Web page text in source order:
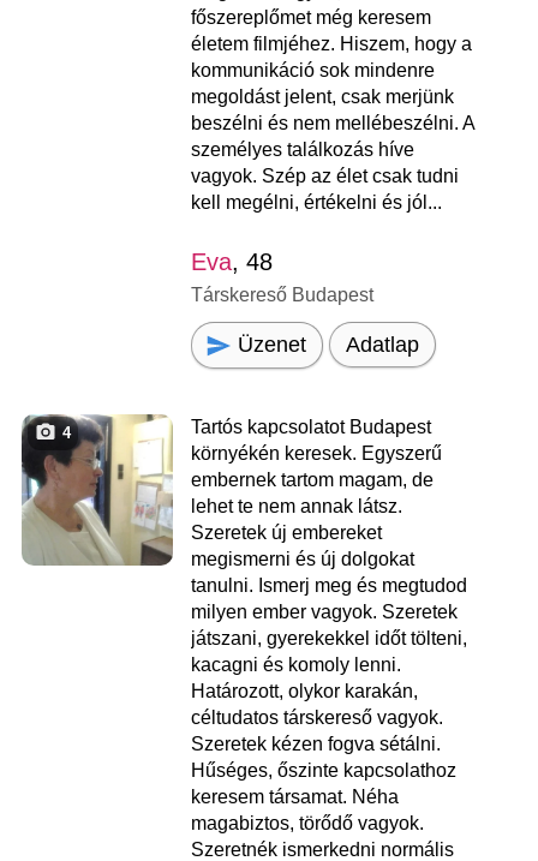
főszereplőmet még keresem
életem filmjéhez. Hiszem, hogy a
kommunikáció sok mindenre
megoldást jelent, csak merjünk
beszélni és nem mellébeszélni. A
személyes találkozás híve
vagyok. Szép az élet csak tudni
kell megélni, értékelni és jól...
Eva, 48
Társkereső Budapest
Üzenet Adatlap
4
Tartós kapcsolatot Budapest
környékén keresek. Egyszerű
embernek tartom magam, de
lehet te nem annak látsz.
Szeretek új embereket
megismerni és új dolgokat
tanulni. Ismerj meg és megtudod
milyen ember vagyok. Szeretek
játszani, gyerekekkel időt tölteni,
kacagni és komoly lenni.
Határozott, olykor karakán,
céltudatos társkereső vagyok.
Szeretek kézen fogva sétálni.
Hűséges, őszinte kapcsolathoz
keresem társamat. Néha
magabiztos, törődő vagyok.
Szeretnék ismerkedni normális